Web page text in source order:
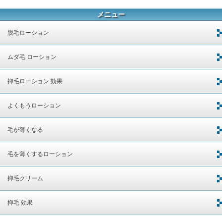
メニュー
脱毛ローション
ムダ毛 ローション
抑毛ローション 効果
よくもうローション
毛が薄くなる
毛を薄くするローション
抑毛クリーム
抑毛 効果